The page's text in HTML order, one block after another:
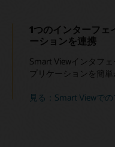
1つのインターフェ
ーションを連携
Smart Viewインタフ
プリケーションを簡
見る：Smart Viewで